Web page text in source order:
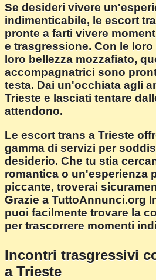
Se desideri vivere
indimenticabile, le escort
pronte a farti vivere
e trasgressione. Con le
loro bellezza mozzafiato,
accompagnatrici sono
testa. Dai un'occhiata agli
Trieste e lasciati tentare
attendono.
Le escort trans a Trieste
gamma di servizi per
desiderio. Che tu stia
romantica o un'esperienza
piccante, troverai
Grazie a TuttoAnnunci.org
puoi facilmente trovare la
per trascorrere momenti
Incontri trasgressivi
a Trieste